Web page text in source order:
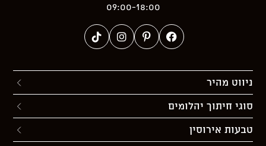
09:00-18:00
ניווט מהיר
סוגי חיתוך יהלומים
טבעות אירוסין